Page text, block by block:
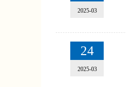
2025-03
24
2025-03